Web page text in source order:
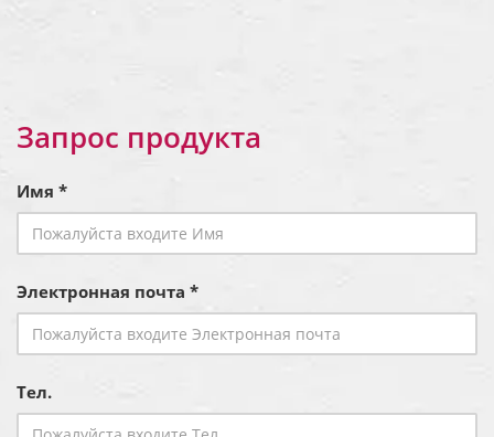
Запрос продукта
Имя *
Электронная почта *
Тел.